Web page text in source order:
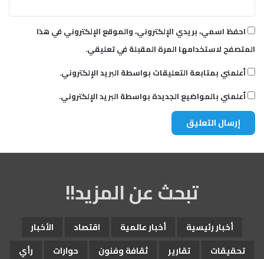
احفظ اسمي، بريدي الإلكتروني، والموقع الإلكتروني في هذا
المتصفح لاستخدامها المرة المقبلة في تعليقي.
أعلمني بمتابعة التعليقات بواسطة البريد الإلكتروني.
أعلمني بالمواضيع الجديدة بواسطة البريد الإلكتروني.
تبحث عن المزيد!!
أخبار رئيسية أخبار عالمية اقتصاد
الأخبار
تحقيقات
تقارير ثقافة وفنون حوارات رأي